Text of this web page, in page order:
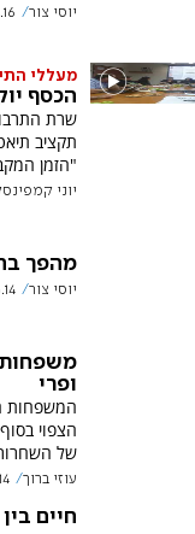
יוסי צור
מעללי
הכסף
שרת
תקציב
"הזמן
יוני
מהפך
יוסי צור
משפחות
ופרי
המשפחות
הצפוי
של
עוזי ברוך
חיים